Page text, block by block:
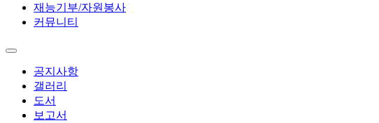
재능기부/자원봉사
커뮤니티
공지사항
갤러리
도서
보고서